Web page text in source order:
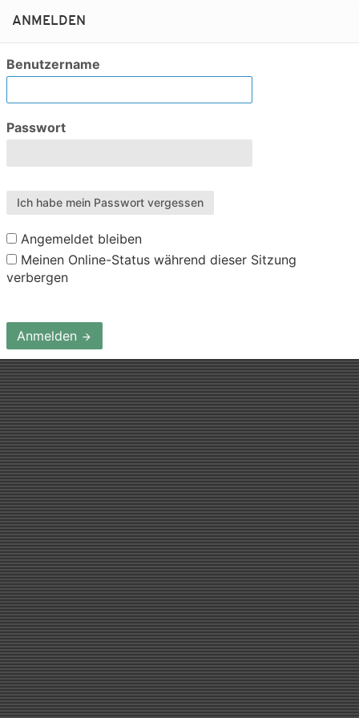
ANMELDEN
Benutzername
Passwort
Ich habe mein Passwort vergessen
Angemeldet bleiben
Meinen Online-Status während dieser Sitzung
verbergen
Anmelden